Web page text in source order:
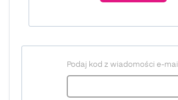
Podaj kod z wiadomości e-mail